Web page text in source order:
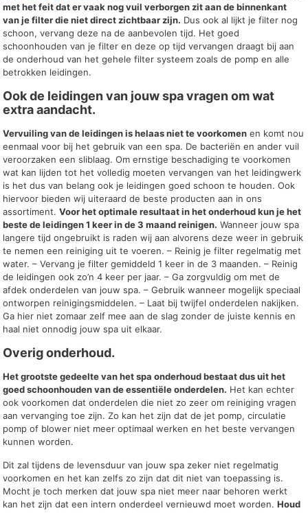
met het feit dat er vaak nog vuil verborgen zit aan de binnenkant
van je filter die niet direct zichtbaar zijn. Dus ook al lijkt je filter nog
schoon, vervang deze na de aanbevolen tijd. Het goed
schoonhouden van je filter en deze op tijd vervangen draagt bij aan
de onderhoud van het gehele filter systeem zoals de pomp en alle
betrokken leidingen.
Ook de leidingen van jouw spa vragen om wat
extra aandacht.
Vervuiling van de leidingen is helaas niet te voorkomen en komt nou
eenmaal voor bij het gebruik van een spa. De bacteriën en ander vuil
veroorzaken een sliblaag. Om ernstige beschadiging te voorkomen
wat kan lijden tot het volledig moeten vervangen van het leidingwerk
is het dus van belang ook je leidingen goed schoon te houden. Ook
hiervoor bieden wij uiteraard de beste producten aan in ons
assortiment.Voor het optimale resultaat in het onderhoud kun je het
beste de leidingen 1 keer in de 3 maand reinigen. Wanneer jouw spa
langere tijd ongebruikt is raden wij aan alvorens deze weer in gebruik
te nemen een reiniging uit te voeren. – Reinig je filter regelmatig met
water. – Vervang je filter gemiddeld 1 keer in de 3 maanden. – Reinig
de leidingen ook zo’n 4 keer per jaar. – Ga zorgvuldig om met de
afdek onderdelen van jouw spa. – Gebruik wanneer mogelijk speciaal
ontworpen reinigingsmiddelen. – Laat bij twijfel onderdelen nakijken.
Ga hier niet zomaar zelf mee aan de slag zonder de juiste kennis en
haal niet onnodig jouw spa uit elkaar.
Overig onderhoud.
Het grootste gedeelte van het spa onderhoud bestaat dus uit het
goed schoonhouden van de essentiële onderdelen. Het kan echter
ook voorkomen dat onderdelen die niet zo zeer om reiniging vragen
aan vervanging toe zijn. Zo kan het zijn dat de jet pomp, circulatie
pomp of blower niet meer optimaal werken en het beste vervangen
kunnen worden.
Dit zal tijdens de levensduur van jouw spa zeker niet regelmatig
voorkomen en het kan zelfs zo zijn dat dit niet van toepassing is.
Mocht je toch merken dat jouw spa niet meer naar behoren werkt
kan het zijn dat een intern onderdeel vernieuwd moet worden.Houd